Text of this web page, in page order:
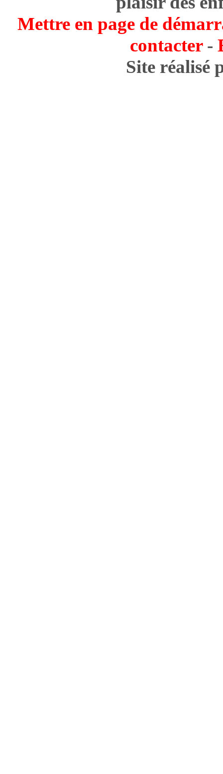
Mettre en page de
contacter-
Site réalisé